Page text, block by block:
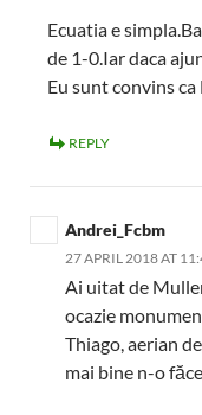
Ecuatia e
de 1-0.Iar daca
Eu sunt convins
REPLY
Andrei_Fcbm
27 APRIL 2018 AT
Ai uitat de
ocazie
Thiago, aerian
mai bine n-o